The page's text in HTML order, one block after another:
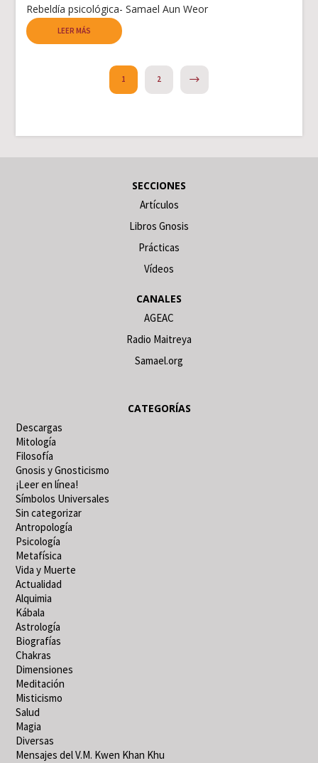
Rebeldía psicológica- Samael Aun Weor
LEER MÁS
1 2
SECCIONES
Artículos
Libros Gnosis
Prácticas
Vídeos
CANALES
AGEAC
Radio Maitreya
Samael.org
CATEGORÍAS
Descargas
Mitología
Filosofía
Gnosis y Gnosticismo
¡Leer en línea!
Símbolos Universales
Sin categorizar
Antropología
Psicología
Metafísica
Vida y Muerte
Actualidad
Alquimia
Kábala
Astrología
Biografías
Chakras
Dimensiones
Meditación
Misticismo
Salud
Magia
Diversas
Mensajes del V.M. Kwen Khan Khu